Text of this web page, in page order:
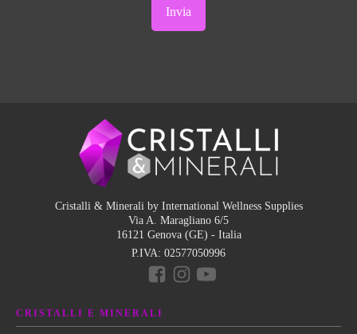
Cristalli & Minerali by International Wellness Supplies
Via A. Maragliano 6/5
16121 Genova (GE) - Italia
P.IVA: 02577050996
CRISTALLI E MINERALI